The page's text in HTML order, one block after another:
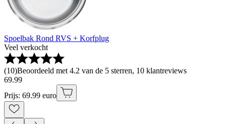
Spoelbak Rond RVS + Korfplug
Veel verkocht
(10)Beoordeeld met 4.2 van de 5 sterren, 10 klantreviews
69.99
Prijs: 69.99 euro